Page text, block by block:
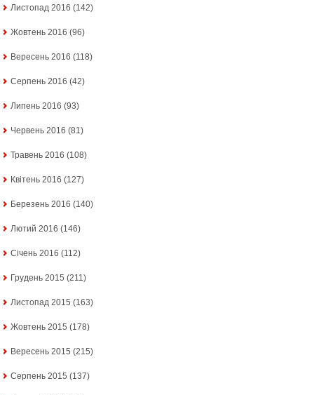
Листопад 2016 (142)
Жовтень 2016 (96)
Вересень 2016 (118)
Серпень 2016 (42)
Липень 2016 (93)
Червень 2016 (81)
Травень 2016 (108)
Квітень 2016 (127)
Березень 2016 (140)
Лютий 2016 (146)
Січень 2016 (112)
Грудень 2015 (211)
Листопад 2015 (163)
Жовтень 2015 (178)
Вересень 2015 (215)
Серпень 2015 (137)